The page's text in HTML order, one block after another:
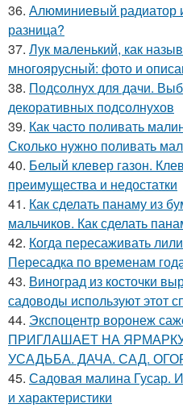
36. Алюминиевый радиатор
разница?
37. Лук маленький, как
многоярусный: фото и
38. Подсолнух для дачи.
декоративных подсолнухов
39. Как часто поливать
Сколько нужно поливать
40. Белый клевер газон.
преимущества и недостатки
41. Как сделать панаму из
мальчиков. Как сделать
42. Когда пересаживать
Пересадка по временам
43. Виноград из косточки
садоводы используют этот
44. Экспоцентр воронеж
ПРИГЛАШАЕТ НА
УСАДЬБА. ДАЧА. САД.
45. Садовая малина Гусар.
и характеристики